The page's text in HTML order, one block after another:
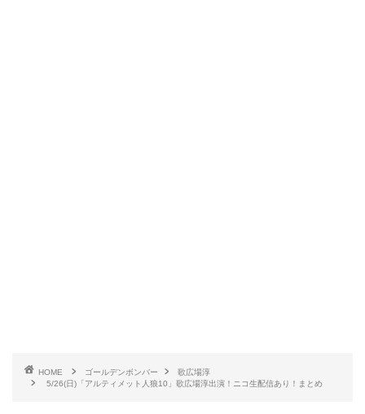
HOME ゴールデンボンバー
歌広場淳
5/26(日)「アルティメット人狼10」歌広場淳出演！ニコ生配信あり！まとめ